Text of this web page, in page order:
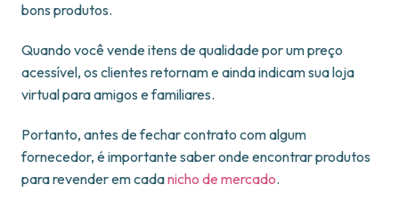
bons produtos.
Quando você vende itens de qualidade por um preço
acessível, os clientes retornam e ainda indicam sua loja
virtual para amigos e familiares.
Portanto, antes de fechar contrato com algum
fornecedor, é importante saber onde encontrar produtos
para revender em cadanicho de mercado.